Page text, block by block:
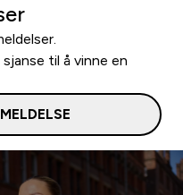
til å vinne en